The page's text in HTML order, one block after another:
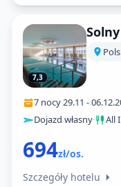
7,3
7 nocy·29.11 -
Dojazd własny· All
694zł/os.
Szczegóły hotelu